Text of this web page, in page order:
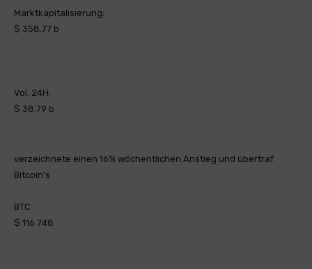
Marktkapitalisierung:
$ 358.77 b
Vol. 24H:
$ 38.79 b
verzeichnete einen 16% wöchentlichen Anstieg und übertraf
Bitcoin’s
BTC
$ 116 748